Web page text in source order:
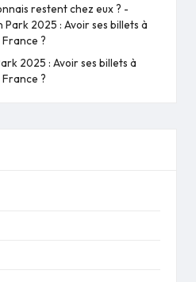
restent chez eux ? -
Park 2025 : Avoir ses billets à
France ?
2025 : Avoir ses billets à
France ?